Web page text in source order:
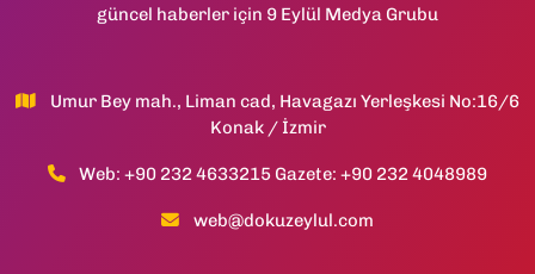
güncel haberler için 9 Eylül Medya Grubu
Umur Bey mah., Liman cad, Havagazı Yerleşkesi No:16/6
Konak / İzmir
Web: +90 232 4633215 Gazete: +90 232 4048989
web@dokuzeylul.com